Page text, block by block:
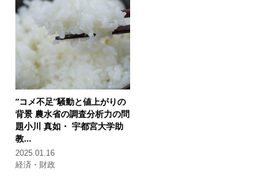
“コメ不足”騒動と値上がりの
背景農水省の調査分析力の問
題小川 真如・ 宇都宮大学助
教...
2025.01.16
経済・財政